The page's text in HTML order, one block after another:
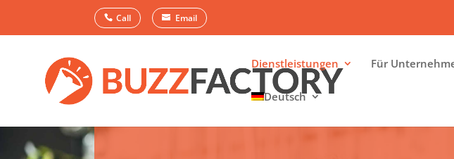
Call Email
Dienstleistungen Für
Deutsch